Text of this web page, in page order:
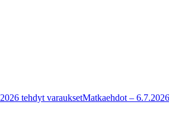
tehdyt varauksetMatkaehdot –